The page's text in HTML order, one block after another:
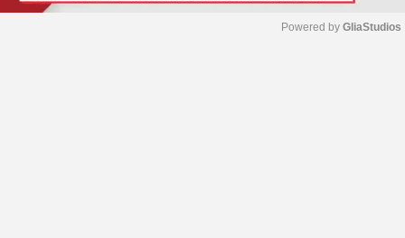
Powered by GliaStudios